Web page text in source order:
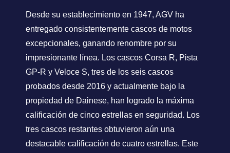
Desde su establecimiento en 1947, AGV ha
entregado consistentemente cascos de motos
excepcionales, ganando renombre por su
impresionante línea. Los cascos Corsa R, Pista
GP-R y Veloce S, tres de los seis cascos
probados desde 2016 y actualmente bajo la
propiedad de Dainese, han logrado la máxima
calificación de cinco estrellas en seguridad. Los
tres cascos restantes obtuvieron aún una
destacable calificación de cuatro estrellas. Este